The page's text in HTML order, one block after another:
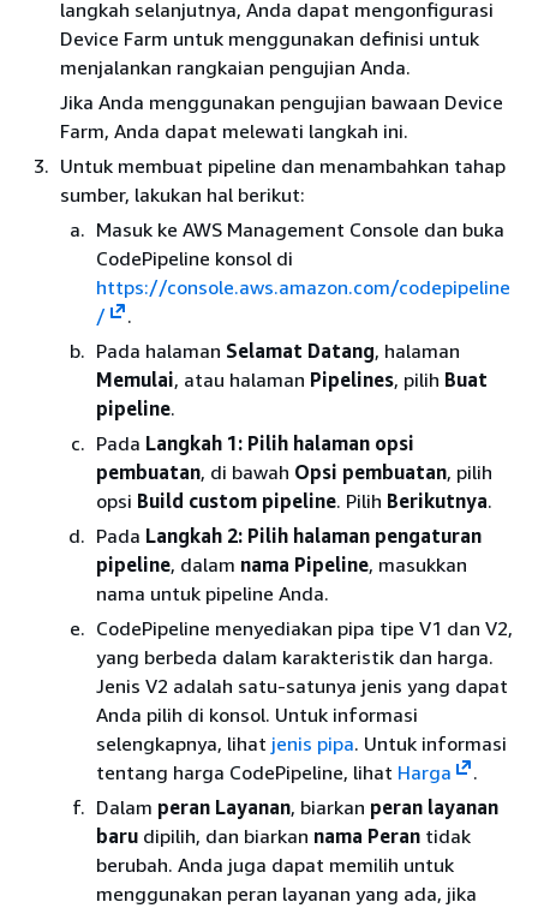
langkah selanjutnya, Anda dapat mengonfigurasi
Device Farm untuk menggunakan definisi untuk
menjalankan rangkaian pengujian Anda.
Jika Anda menggunakan pengujian bawaan Device
Farm, Anda dapat melewati langkah ini.
Untuk membuat pipeline dan menambahkan tahap
sumber, lakukan hal berikut:
Masuk ke AWS Management Console dan buka
CodePipeline konsol di
https://console.aws.amazon.com/codepipeline
/
.
Pada halaman Selamat Datang, halaman
Memulai, atau halaman Pipelines, pilih Buat
pipeline.
Pada Langkah 1: Pilih halaman opsi
pembuatan, di bawah Opsi pembuatan, pilih
opsi Build custom pipeline. Pilih Berikutnya.
Pada Langkah 2: Pilih halaman pengaturan
pipeline, dalam nama Pipeline, masukkan
nama untuk pipeline Anda.
CodePipeline menyediakan pipa tipe V1 dan V2,
yang berbeda dalam karakteristik dan harga.
Jenis V2 adalah satu-satunya jenis yang dapat
Anda pilih di konsol. Untuk informasi
selengkapnya, lihat jenis pipa. Untuk informasi
tentang harga CodePipeline, lihat Harga
.
Dalam peran Layanan, biarkan peran layanan
baru dipilih, dan biarkan nama Peran tidak
berubah. Anda juga dapat memilih untuk
menggunakan peran layanan yang ada, jika